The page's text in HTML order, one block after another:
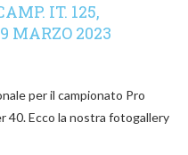
IT. 125,
MARZO 2023
per il campionato Pro
40. Ecco la nostra fotogallery